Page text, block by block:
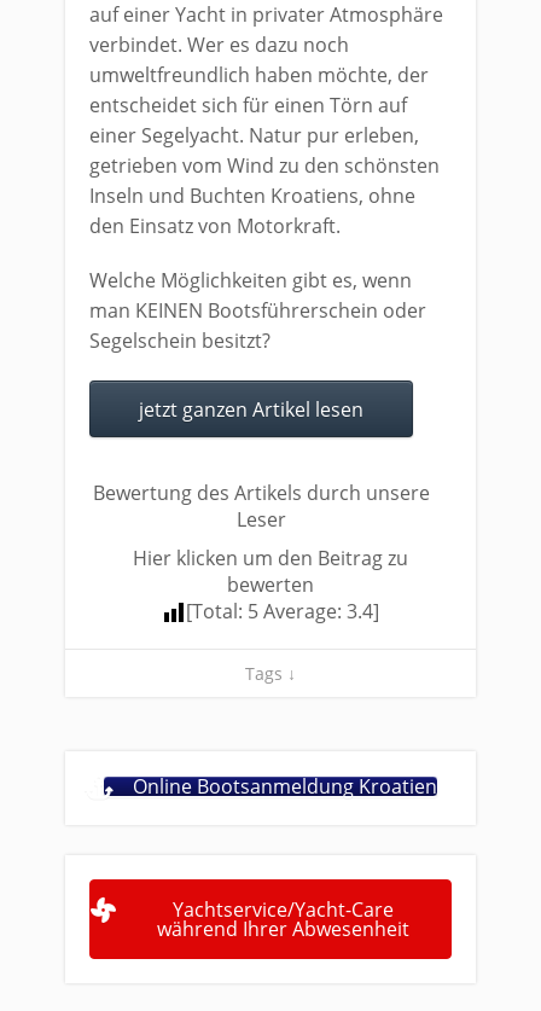
auf einer Yacht in privater Atmosphäre
verbindet. Wer es dazu noch
umweltfreundlich haben möchte, der
entscheidet sich für einen Törn auf
einer Segelyacht. Natur pur erleben,
getrieben vom Wind zu den schönsten
Inseln und Buchten Kroatiens, ohne
den Einsatz von Motorkraft.
Welche Möglichkeiten gibt es, wenn
man KEINEN Bootsführerschein oder
Segelschein besitzt?
jetzt ganzen Artikel lesen
Bewertung des Artikels durch unsere
Leser
Hier klicken um den Beitrag zu
bewerten
[Total: 5Average: 3.4]
Tags ↓
Online Bootsanmeldung Kroatien
Yachtservice/Yacht-Care
während Ihrer Abwesenheit